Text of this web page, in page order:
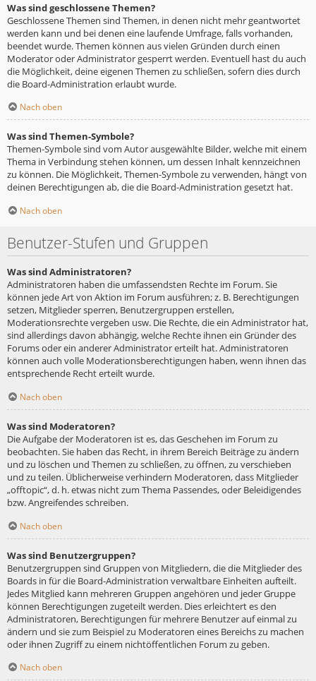
Was sind geschlossene Themen?
Geschlossene Themen sind Themen, in denen nicht mehr geantwortet
werden kann und bei denen eine laufende Umfrage, falls vorhanden,
beendet wurde. Themen können aus vielen Gründen durch einen
Moderator oder Administrator gesperrt werden. Eventuell hast du auch
die Möglichkeit, deine eigenen Themen zu schließen, sofern dies durch
die Board-Administration erlaubt wurde.
Nach oben
Was sind Themen-Symbole?
Themen-Symbole sind vom Autor ausgewählte Bilder, welche mit einem
Thema in Verbindung stehen können, um dessen Inhalt kennzeichnen
zu können. Die Möglichkeit, Themen-Symbole zu verwenden, hängt von
deinen Berechtigungen ab, die die Board-Administration gesetzt hat.
Nach oben
Benutzer-Stufen und Gruppen
Was sind Administratoren?
Administratoren haben die umfassendsten Rechte im Forum. Sie
können jede Art von Aktion im Forum ausführen; z. B. Berechtigungen
setzen, Mitglieder sperren, Benutzergruppen erstellen,
Moderationsrechte vergeben usw. Die Rechte, die ein Administrator hat,
sind allerdings davon abhängig, welche Rechte ihnen ein Gründer des
Forums oder ein anderer Administrator erteilt hat. Administratoren
können auch volle Moderationsberechtigungen haben, wenn ihnen das
entsprechende Recht erteilt wurde.
Nach oben
Was sind Moderatoren?
Die Aufgabe der Moderatoren ist es, das Geschehen im Forum zu
beobachten. Sie haben das Recht, in ihrem Bereich Beiträge zu ändern
und zu löschen und Themen zu schließen, zu öffnen, zu verschieben
und zu teilen. Üblicherweise verhindern Moderatoren, dass Mitglieder
„offtopic“, d. h. etwas nicht zum Thema Passendes, oder Beleidigendes
bzw. Angreifendes schreiben.
Nach oben
Was sind Benutzergruppen?
Benutzergruppen sind Gruppen von Mitgliedern, die die Mitglieder des
Boards in für die Board-Administration verwaltbare Einheiten aufteilt.
Jedes Mitglied kann mehreren Gruppen angehören und jeder Gruppe
können Berechtigungen zugeteilt werden. Dies erleichtert es den
Administratoren, Berechtigungen für mehrere Benutzer auf einmal zu
ändern und sie zum Beispiel zu Moderatoren eines Bereichs zu machen
oder ihnen Zugriff zu einem nichtöffentlichen Forum zu geben.
Nach oben